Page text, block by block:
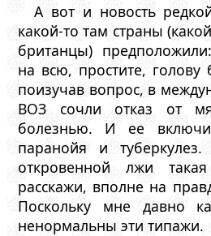
А вот и новость
какой-то там страны
британцы)
на всю, простите,
поизучав вопрос, в
ВОЗ сочли отказ от
болезнью. И ее
паранойя и
откровенной лжи
расскажи, вполне на
Поскольку мне давно
ненормальны эти типажи.